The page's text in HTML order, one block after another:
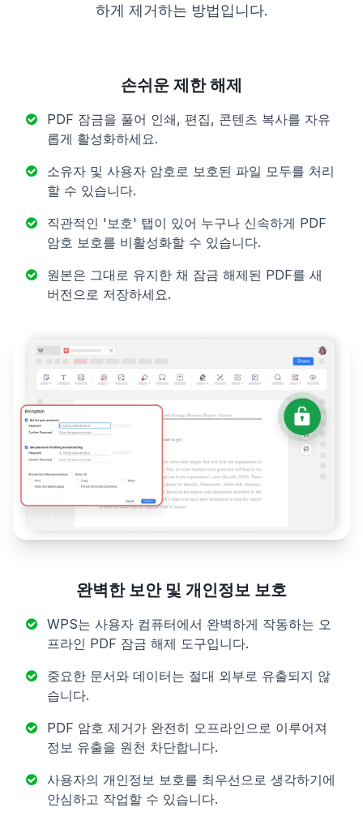
하게 제거하는 방법입니다.
손쉬운 제한 해제
PDF 잠금을 풀어 인쇄, 편집, 콘텐츠 복사를 자유
롭게 활성화하세요.
소유자 및 사용자 암호로 보호된 파일 모두를 처리
할 수 있습니다.
직관적인 '보호' 탭이 있어 누구나 신속하게 PDF
암호 보호를 비활성화할 수 있습니다.
원본은 그대로 유지한 채 잠금 해제된 PDF를 새
버전으로 저장하세요.
완벽한 보안 및 개인정보 보호
WPS는 사용자 컴퓨터에서 완벽하게 작동하는 오
프라인 PDF 잠금 해제 도구입니다.
중요한 문서와 데이터는 절대 외부로 유출되지 않
습니다.
PDF 암호 제거가 완전히 오프라인으로 이루어져
정보 유출을 원천 차단합니다.
사용자의 개인정보 보호를 최우선으로 생각하기에
안심하고 작업할 수 있습니다.